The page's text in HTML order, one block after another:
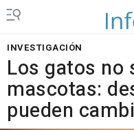
INVESTIGACIÓN
Los gatos no
mascotas:
pueden